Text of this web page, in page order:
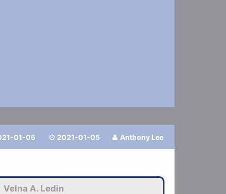
01-05  2021-01-05  Anthony Lee
Velna A. Ledin